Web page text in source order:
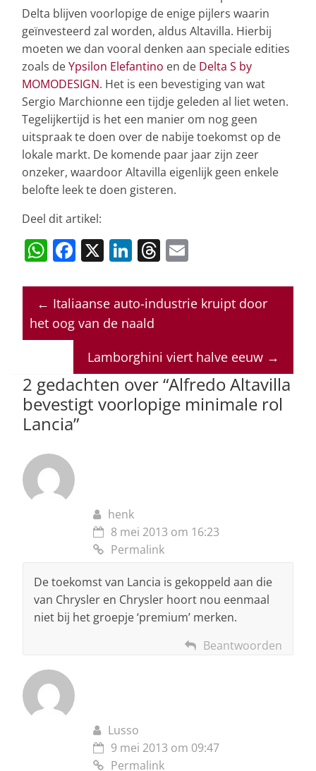
Delta blijven voorlopige de enige pijlers waarin
geïnvesteerd zal worden, aldus Altavilla. Hierbij
moeten we dan vooral denken aan speciale edities
zoals deYpsilon Elefantino en de Delta S by
MOMODESIGN. Het is een bevestiging van wat
Sergio Marchionne een tijdje geleden al liet weten.
Tegelijkertijd is het een manier om nog geen
uitspraak te doen over de nabije toekomst op de
lokale markt. De komende paar jaar zijn zeer
onzeker, waardoor Altavilla eigenlijk geen enkele
belofte leek te doen gisteren.
Deel dit artikel:
W
at
s
A
p
F
c
e
o
o
k
X Li
k
e
n
T
re
a
s
ai
l
← Italiaanse auto-industrie kruipt door
het oog van de naald
Lamborghini viert halve eeuw →
2 gedachten over “Alfredo Altavilla
bevestigt voorlopige minimale rol
Lancia”
henk
8 mei 2013 om 16:23
Permalink
De toekomst van Lancia is gekoppeld aan die
van Chrysler en Chrysler hoort nou eenmaal
niet bij het groepje ‘premium’ merken.
Beantwoorden
Lusso
9 mei 2013 om 09:47
Permalink